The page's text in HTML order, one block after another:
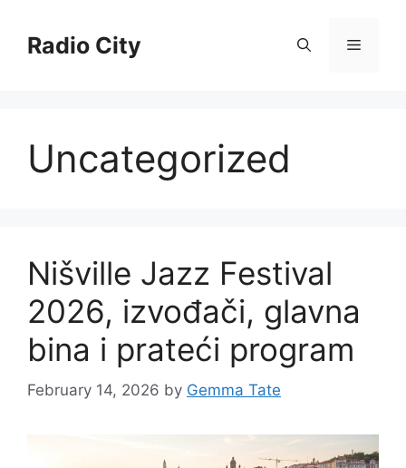
contentRadio City Menu
Uncategorized
Nišville Jazz Festival
2026, izvođači, glavna
bina i prateći program
February 14, 2026 by Gemma Tate